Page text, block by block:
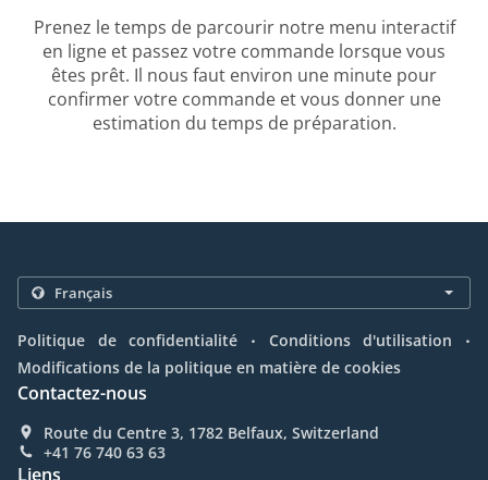
Prenez le temps de parcourir notre menu interactif
en ligne et passez votre commande lorsque vous
êtes prêt. Il nous faut environ une minute pour
confirmer votre commande et vous donner une
estimation du temps de préparation.
Politique de confidentialité . Conditions d'utilisation .
Modifications de la politique en matière de cookies
Contactez-nous
Route du Centre 3, 1782 Belfaux, Switzerland
+41 76 740 63 63
Liens